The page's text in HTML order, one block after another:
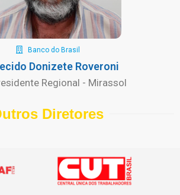
Banco do Brasil
Donizete Roveroni
Regional - Mirassol
Diretores